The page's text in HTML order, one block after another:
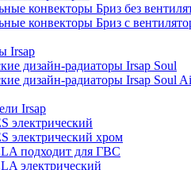
конвекторы Бриз без
конвекторы Бриз с
Irsap
дизайн-радиаторы Irsap Soul
дизайн-радиаторы Irsap Soul
Irsap
электрический
электрический хром
подходит для ГВС
электрический